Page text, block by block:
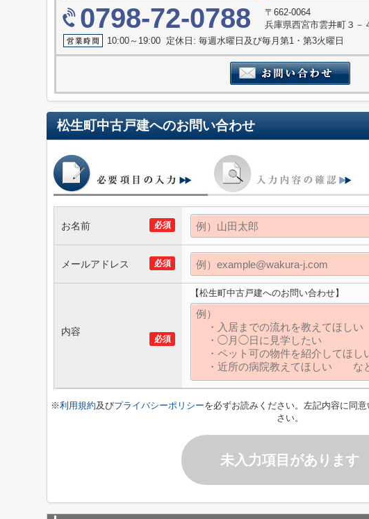
0798-72-0788
〒662-0064
兵庫県西宮市雲井町３－
10:00～19:00 定休日: 毎週水曜日及び毎月第1・第3火曜日
松生町中古戸建へのお問い合わせ
必須
お名前
必須
メールアドレス
必須
内容
【松生町中古戸建へのお問い合わせ】
※利用規約及びプライバシーポリシーを必ずお読みください。左記内容に同
さい。
未入力項目があります